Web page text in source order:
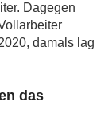
Dagegen
damals lag
das